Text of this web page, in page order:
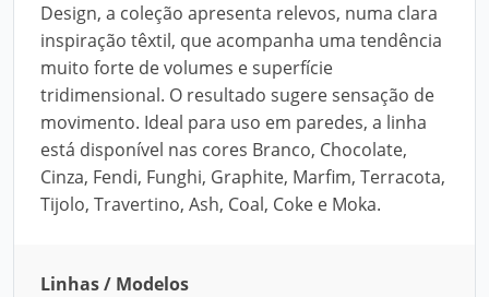
Design, a coleção apresenta relevos, numa clara
inspiração têxtil, que acompanha uma tendência
muito forte de volumes e superfície
tridimensional. O resultado sugere sensação de
movimento. Ideal para uso em paredes, a linha
está disponível nas cores Branco, Chocolate,
Cinza, Fendi, Funghi, Graphite, Marfim, Terracota,
Tijolo, Travertino, Ash, Coal, Coke e Moka.
Linhas / Modelos